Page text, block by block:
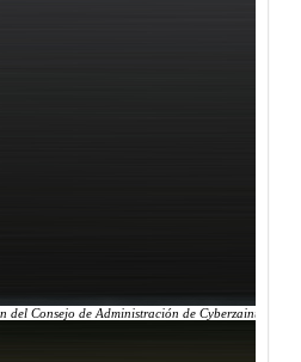
del Consejo de Administración de Cyberzaintza,